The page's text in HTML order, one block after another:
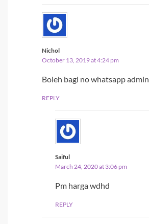
Nichol
October 13, 2019 at 4:24 pm
Boleh bagi no whatsapp admin
REPLY
Saiful
March 24, 2020 at 3:06 pm
Pm harga wdhd
REPLY